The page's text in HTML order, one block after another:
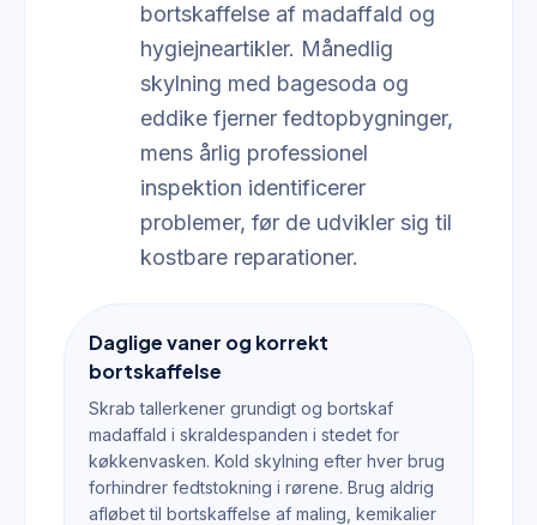
bortskaffelse af madaffald og
hygiejneartikler. Månedlig
skylning med bagesoda og
eddike fjerner fedtopbygninger,
mens årlig professionel
inspektion identificerer
problemer, før de udvikler sig til
kostbare reparationer.
Daglige vaner og korrekt
bortskaffelse
Skrab tallerkener grundigt og bortskaf
madaffald i skraldespanden i stedet for
køkkenvasken. Kold skylning efter hver brug
forhindrer fedtstokning i rørene. Brug aldrig
afløbet til bortskaffelse af maling, kemikalier